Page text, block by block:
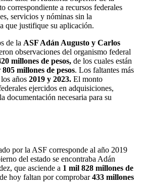
correspondiente a recursos federales
servicios y nóminas sin la
que justifique su aplicación.
de la ASF Adán Augusto y Carlos
observaciones del organismo federal
millones de pesos, de los cuales están
805 millones de pesos. Los faltantes más
años 2019 y 2023. El monto
ejercidos en adquisiciones,
documentación necesaria para su
por la ASF corresponde al año 2019
del estado se encontraba Adán
que asciende a 1 mil 828 millones de
hoy faltan por comprobar433 millones